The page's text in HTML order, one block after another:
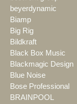
beyerdynamic
Biamp
Big Rig
Bildkraft
Black Box Music
Blackmagic Design
Blue Noise
Bose Professional
BRAINPOOL